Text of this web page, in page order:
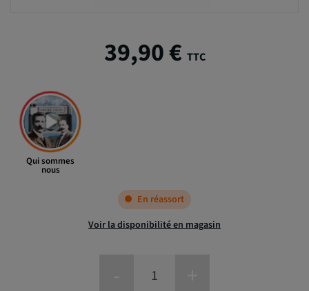
39,90 € TTC
Qui sommes
nous
En réassort
Voir la disponibilité en magasin